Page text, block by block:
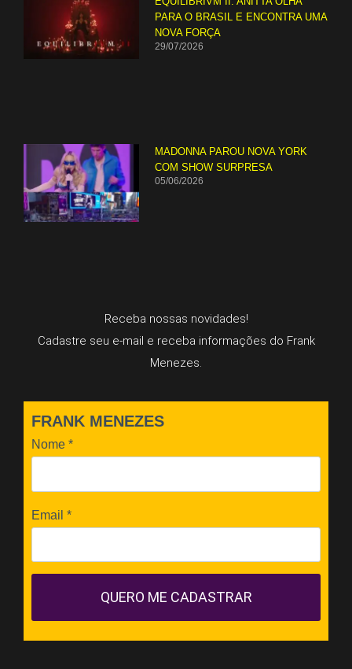
PARA O BRASIL E ENCONTRA UMA
NOVA FORÇA
29/07/2026
MADONNA PAROU NOVA YORK
COM SHOW SURPRESA
05/06/2026
Receba nossas novidades!
Cadastre seu e-mail e receba informações do Frank
Menezes.
FRANK MENEZES
Nome *
Email *
QUERO ME CADASTRAR